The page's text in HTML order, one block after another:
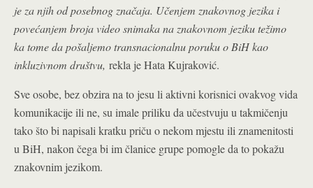
je za njih od posebnog značaja. Učenjem znakovnog jezika i
povećanjem broja video snimaka na znakovnom jeziku težimo
ka tome da pošaljemo transnacionalnu poruku o BiH kao
inkluzivnom društvu, rekla je Hata Kujraković.
Sve osobe, bez obzira na to jesu li aktivni korisnici ovakvog vida
komunikacije ili ne, su imale priliku da učestvuju u takmičenju
tako što bi napisali kratku priču o nekom mjestu ili znamenitosti
u BiH, nakon čega bi im članice grupe pomogle da to pokažu
znakovnim jezikom.